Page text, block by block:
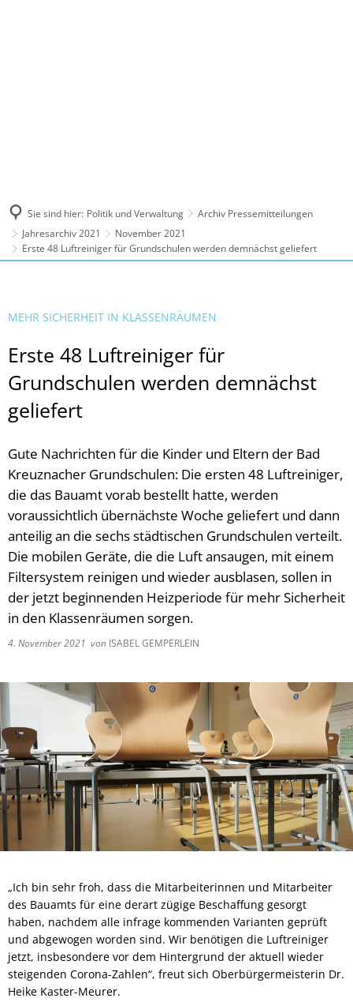
Sie sind hier: Politik und Verwaltung
Archiv Pressemitteilungen
Jahresarchiv 2021
November 2021
Erste 48 Luftreiniger für Grundschulen werden demnächst geliefert
MEHR SICHERHEIT IN KLASSENRÄUMEN
Erste 48 Luftreiniger für
Grundschulen werden demnächst
geliefert
Gute Nachrichten für die Kinder und Eltern der Bad
Kreuznacher Grundschulen: Die ersten 48 Luftreiniger,
die das Bauamt vorab bestellt hatte, werden
voraussichtlich übernächste Woche geliefert und dann
anteilig an die sechs städtischen Grundschulen verteilt.
Die mobilen Geräte, die die Luft ansaugen, mit einem
Filtersystem reinigen und wieder ausblasen, sollen in
der jetzt beginnenden Heizperiode für mehr Sicherheit
in den Klassenräumen sorgen.
4. November 2021 von ISABEL GEMPERLEIN
„Ich bin sehr froh, dass die Mitarbeiterinnen und Mitarbeiter
des Bauamts für eine derart zügige Beschaffung gesorgt
haben, nachdem alle infrage kommenden Varianten geprüft
und abgewogen worden sind. Wir benötigen die Luftreiniger
jetzt, insbesondere vor dem Hintergrund der aktuell wieder
steigenden Corona-Zahlen“, freut sich Oberbürgermeisterin Dr.
Heike Kaster-Meurer.